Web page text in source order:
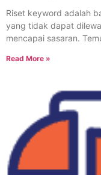
Riset keyword adalah
yang tidak dapat
mencapai sasaran.
Read More »